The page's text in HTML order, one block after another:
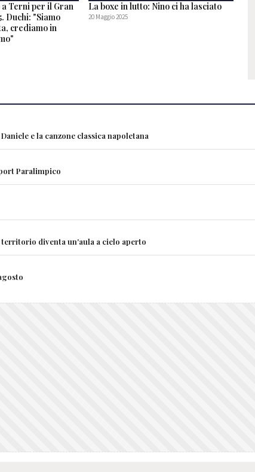
a Terni per il Gran
Duchi: "Siamo
crediamo in
La boxe in lutto: Nino ci ha lasciato
20 Maggio 2025
e la canzone classica napoletana
Paralimpico
territorio diventa un'aula a cielo aperto